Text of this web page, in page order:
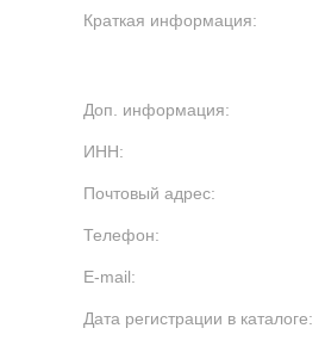
Краткая информация:
Доп. информация:
ИНН:
Почтовый адрес:
Телефон:
E-mail:
Дата регистрации в каталоге: